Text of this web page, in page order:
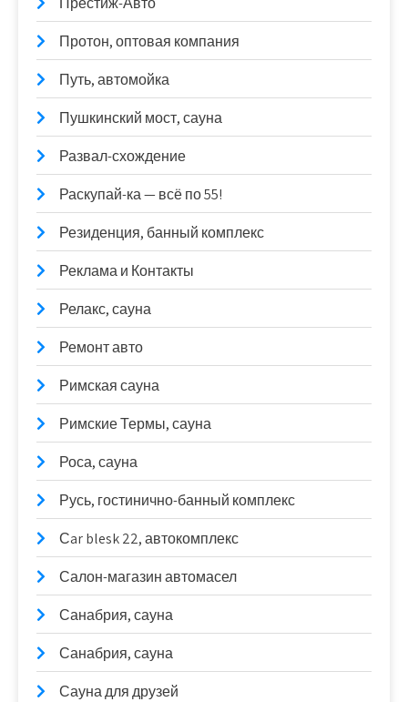
Протон, оптовая компания
Путь, автомойка
Пушкинский мост, сауна
Развал-схождение
Раскупай-ка — всё по 55!
Резиденция, банный комплекс
Реклама и Контакты
Релакс, сауна
Ремонт авто
Римская сауна
Римские Термы, сауна
Роса, сауна
Русь, гостинично-банный комплекс
Сar blesk 22, автокомплекс
Салон-магазин автомасел
Санабрия, сауна
Санабрия, сауна
Сауна для друзей